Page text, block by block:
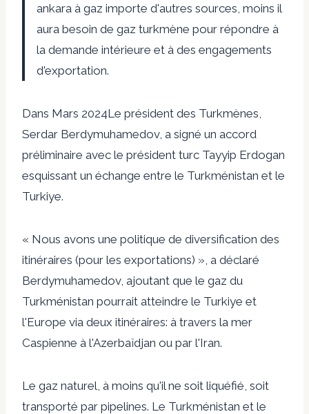
ankara à gaz importe d'autres sources, moins il
aura besoin de gaz turkmène pour répondre à
la demande intérieure et à des engagements
d'exportation.
Dans Mars 2024Le président des Turkmènes,
Serdar Berdymuhamedov, a signé un accord
préliminaire avec le président turc Tayyip Erdogan
esquissant un échange entre le Turkménistan et le
Turkiye.
« Nous avons une politique de diversification des
itinéraires (pour les exportations) », a déclaré
Berdymuhamedov, ajoutant que le gaz du
Turkménistan pourrait atteindre le Turkiye et
l'Europe via deux itinéraires: à travers la mer
Caspienne à l'Azerbaïdjan ou par l'Iran.
Le gaz naturel, à moins qu'il ne soit liquéfié, soit
transporté par pipelines. Le Turkménistan et le